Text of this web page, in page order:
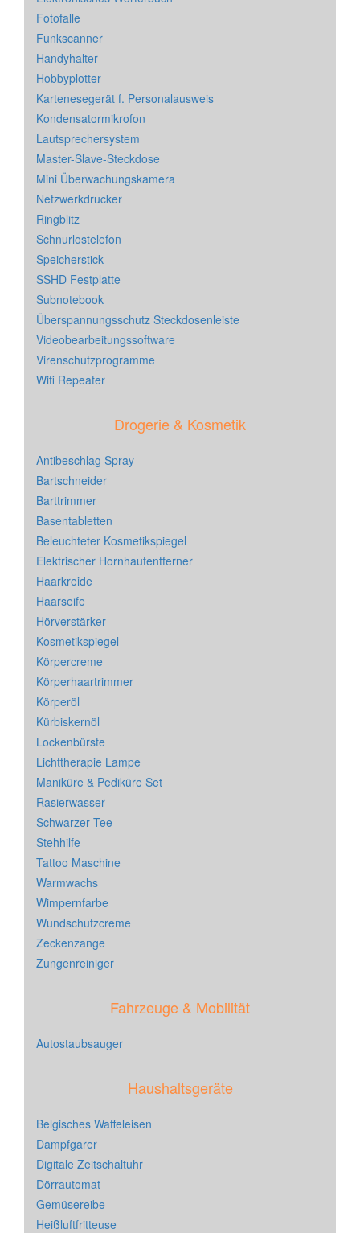
Fotofalle
Funkscanner
Handyhalter
Hobbyplotter
Kartenesegerät f. Personalausweis
Kondensatormikrofon
Lautsprechersystem
Master-Slave-Steckdose
Mini Überwachungskamera
Netzwerkdrucker
Ringblitz
Schnurlostelefon
Speicherstick
SSHD Festplatte
Subnotebook
Überspannungsschutz Steckdosenleiste
Videobearbeitungssoftware
Virenschutzprogramme
Wifi Repeater
Drogerie & Kosmetik
Antibeschlag Spray
Bartschneider
Barttrimmer
Basentabletten
Beleuchteter Kosmetikspiegel
Elektrischer Hornhautentferner
Haarkreide
Haarseife
Hörverstärker
Kosmetikspiegel
Körpercreme
Körperhaartrimmer
Körperöl
Kürbiskernöl
Lockenbürste
Lichttherapie Lampe
Maniküre & Pediküre Set
Rasierwasser
Schwarzer Tee
Stehhilfe
Tattoo Maschine
Warmwachs
Wimpernfarbe
Wundschutzcreme
Zeckenzange
Zungenreiniger
Fahrzeuge & Mobilität
Autostaubsauger
Haushaltsgeräte
Belgisches Waffeleisen
Dampfgarer
Digitale Zeitschaltuhr
Dörrautomat
Gemüsereibe
Heißluftfritteuse